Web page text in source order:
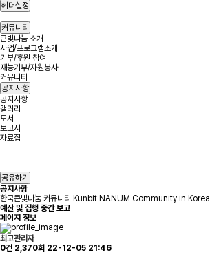
헤더설정
커뮤니티
큰빛나눔 소개
사업/프로그램소개
기부/후원 참여
재능기부/자원봉사
커뮤니티
공지사항
공지사항
갤러리
도서
보고서
자료집
공유하기
공지사항
한국큰빛나눔 커뮤니티 Kunbit NANUM Community in Korea
예산 및 집행 중간 보고
페이지 정보
최고관리자
0건 2,370회 22-12-05 21:46